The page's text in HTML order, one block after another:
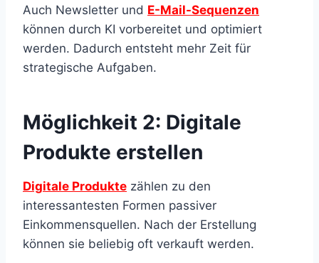
Auch Newsletter und E-Mail-Sequenzen
können durch KI vorbereitet und optimiert
werden. Dadurch entsteht mehr Zeit für
strategische Aufgaben.
Möglichkeit 2: Digitale
Produkte erstellen
Digitale Produkte zählen zu den
interessantesten Formen passiver
Einkommensquellen. Nach der Erstellung
können sie beliebig oft verkauft werden.